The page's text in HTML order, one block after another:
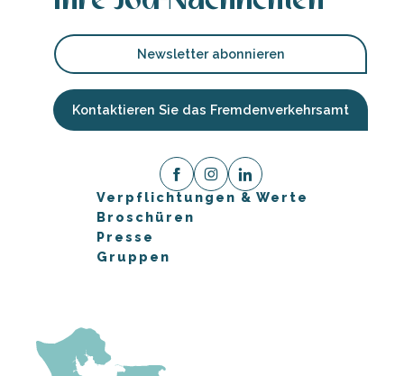
Newsletter abonnieren
Kontaktieren Sie das Fremdenverkehrsamt
Verpflichtungen & Werte
Broschüren
Presse
Gruppen